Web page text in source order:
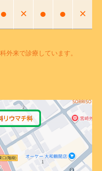
● × ● ● ×
外来で診療しています。